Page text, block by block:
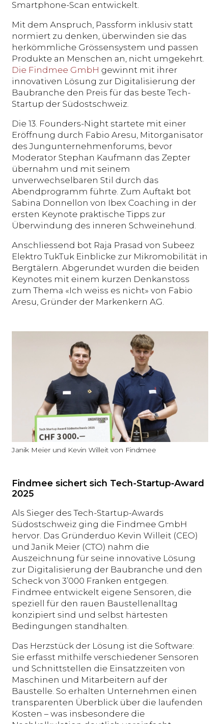
Smartphone-Scan entwickelt.
Mit dem Anspruch, Passform inklusiv statt
normiert zu denken, überwinden sie das
herkömmliche Grössensystem und passen
Produkte an Menschen an, nicht umgekehrt.
Die Findmee GmbH gewinnt mit ihrer
innovativen Lösung zur Digitalisierung der
Baubranche den Preis für das beste Tech-
Startup der Südostschweiz.
Die 13. Founders-Night startete mit einer
Eröffnung durch Fabio Aresu, Mitorganisator
des Jungunternehmenforums, bevor
Moderator Stephan Kaufmann das Zepter
übernahm und mit seinem
unverwechselbaren Stil durch das
Abendprogramm führte. Zum Auftakt bot
Sabina Donnellon von Ibex Coaching in der
ersten Keynote praktische Tipps zur
Überwindung des inneren Schweinehund.
Anschliessend bot Raja Prasad von Subeez
Elektro TukTuk Einblicke zur Mikromobilität in
Bergtälern. Abgerundet wurden die beiden
Keynotes mit einem kurzen Denkanstoss
zum Thema «Ich weiss es nicht» von Fabio
Aresu, Gründer der Markenkern AG.
Janik Meier und Kevin Willeit von Findmee
Findmee sichert sich Tech-Startup-Award
2025
Als Sieger des Tech-Startup-Awards
Südostschweiz ging die Findmee GmbH
hervor. Das Gründerduo Kevin Willeit (CEO)
und Janik Meier (CTO) nahm die
Auszeichnung für seine innovative Lösung
zur Digitalisierung der Baubranche und den
Scheck von 3’000 Franken entgegen.
Findmee entwickelt eigene Sensoren, die
speziell für den rauen Baustellenalltag
konzipiert sind und selbst härtesten
Bedingungen standhalten.
Das Herzstück der Lösung ist die Software:
Sie erfasst mithilfe verschiedener Sensoren
und Schnittstellen die Einsatzzeiten von
Maschinen und Mitarbeitern auf der
Baustelle. So erhalten Unternehmen einen
transparenten Überblick über die laufenden
Kosten – was insbesondere die